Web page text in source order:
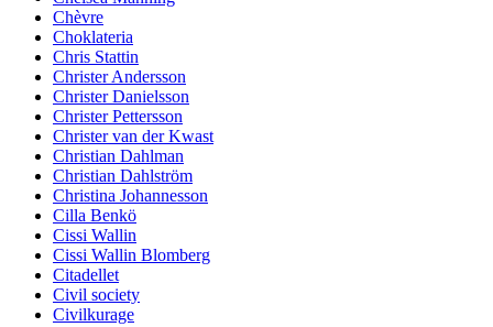
Chèvre
Choklateria
Chris Stattin
Christer Andersson
Christer Danielsson
Christer Pettersson
Christer van der Kwast
Christian Dahlman
Christian Dahlström
Christina Johannesson
Cilla Benkö
Cissi Wallin
Cissi Wallin Blomberg
Citadellet
Civil society
Civilkurage